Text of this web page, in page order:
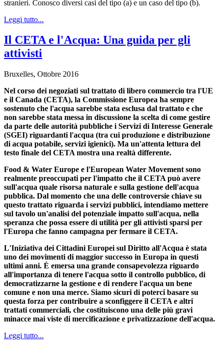
stranieri. Conosco diversi casi del tipo (a) e un caso del tipo (b).
Leggi tutto...
Il CETA e l'Acqua: Una guida per gli
attivisti
Bruxelles, Ottobre 2016
Nel corso dei negoziati sul trattato di libero commercio tra l'UE
e il Canada (CETA), la Commissione Europea ha sempre
sostenuto che l'acqua sarebbe stata esclusa dal trattato e che
non sarebbe stata messa in discussione la scelta di come gestire
da parte delle autorità pubbliche i Servizi di Interesse Generale
(SGEI) riguardanti l'acqua (tra cui produzione e distribuzione
di acqua potabile, servizi igienici). Ma un'attenta lettura del
testo finale del CETA mostra una realtà differente.
Food & Water Europe e l'European Water Movement sono
realmente preoccupati per l'impatto che il CETA può avere
sull'acqua quale risorsa naturale e sulla gestione dell'acqua
pubblica. Dal momento che una delle controversie chiave su
questo trattato riguarda i servizi pubblici, intendiamo mettere
sul tavolo un'analisi del potenziale impatto sull'acqua, nella
speranza che possa essere di utilità per gli attivisti sparsi per
l'Europa che fanno campagna per fermare il CETA.
L'Iniziativa dei Cittadini Europei sul Diritto all'Acqua è stata
uno dei movimenti di maggior successo in Europa in questi
ultimi anni. È emersa una grande consapevolezza riguardo
all'importanza di tenere l'acqua sotto il controllo pubblico, di
democratizzarne la gestione e di rendere l'acqua un bene
comune e non una merce. Siamo sicuri di poterci basare su
questa forza per contribuire a sconfiggere il CETA e altri
trattati commerciali, che costituiscono una delle più gravi
minacce mai viste di mercificazione e privatizzazione dell'acqua.
Leggi tutto...